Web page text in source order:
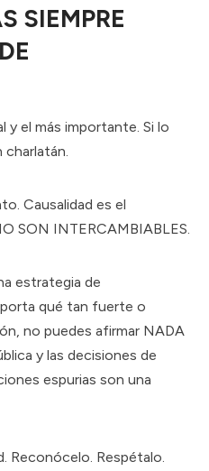
SIEMPRE
y el más importante. Si lo
Causalidad es el
SON INTERCAMBIABLES.
estrategia de
qué tan fuerte o
no puedes afirmar NADA
y las decisiones de
espurias son una
Reconócelo. Respétalo.